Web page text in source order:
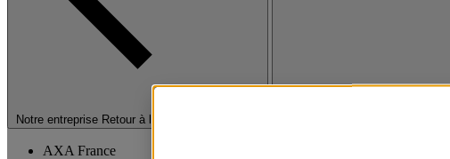
Notre entreprise Retour à la section précédente
AXA France